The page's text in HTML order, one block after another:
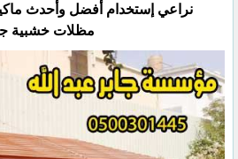
نراعي إستخدام أفضل وأحدث
مظلات خشبية